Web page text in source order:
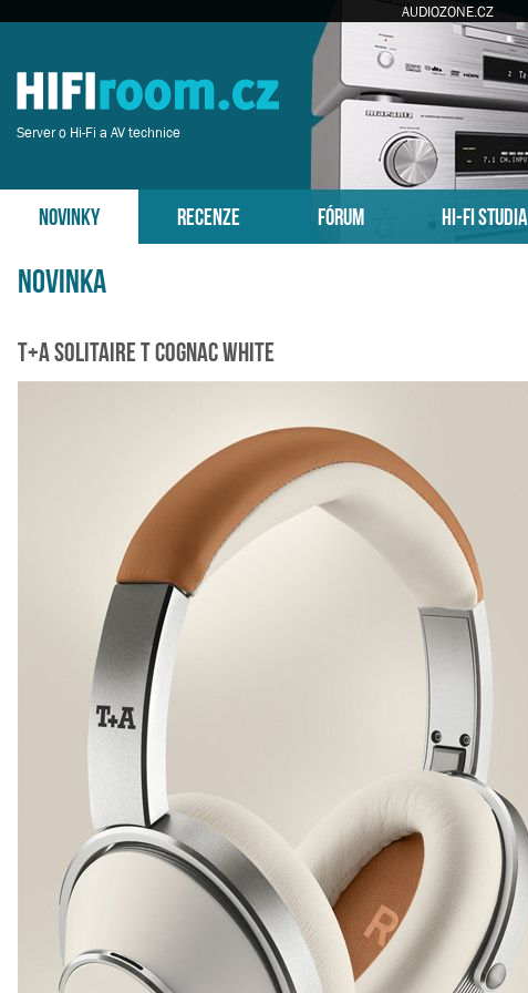
AUDIOZONE.CZ
Server o Hi-Fi a AV technice
NOVINKY RECENZE FÓRUM HI-FI STUDIA
Novinka
T+A Solitaire T Cognac White